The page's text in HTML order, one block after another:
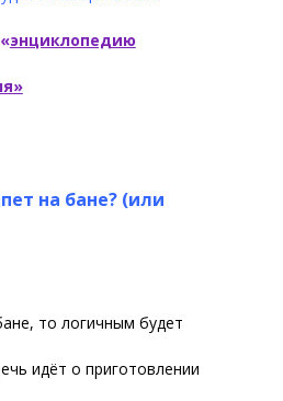
«энциклопедию
на бане? (или
то логичным будет
идёт о приготовлении